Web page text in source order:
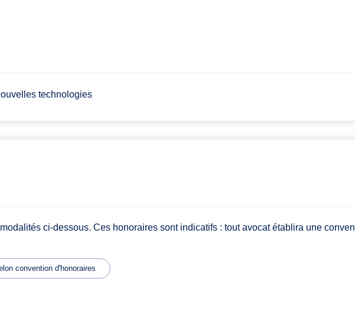
technologies
ci-dessous. Ces honoraires sont indicatifs : tout avocat établira une
convention d'honoraires